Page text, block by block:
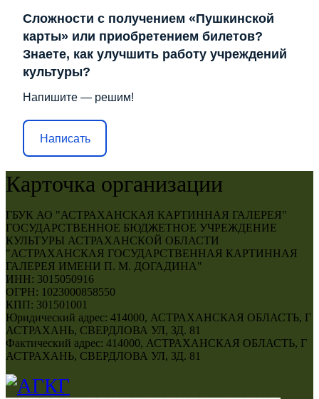
Сложности с получением «Пушкинской
карты» или приобретением билетов?
Знаете, как улучшить работу учреждений
культуры?
Напишите — решим!
Написать
Карточка организации
ГБУК АО "АСТРАХАНСКАЯ КАРТИННАЯ ГАЛЕРЕЯ"
ГОСУДАРСТВЕННОЕ БЮДЖЕТНОЕ УЧРЕЖДЕНИЕ
КУЛЬТУРЫ АСТРАХАНСКОЙ ОБЛАСТИ
"АСТРАХАНСКАЯ ГОСУДАРСТВЕННАЯ КАРТИННАЯ
ГАЛЕРЕЯ ИМЕНИ П. М. ДОГАДИНА"
ИНН: 3015050916
ОГРН: 1023000858550
КПП: 301501001
Юридический адрес: 414000, АСТРАХАНСКАЯ ОБЛАСТЬ, Г
АСТРАХАНЬ, СВЕРДЛОВА УЛ, ЗД. 81
Фактический адрес: 414000, АСТРАХАНСКАЯ ОБЛАСТЬ, Г
АСТРАХАНЬ, СВЕРДЛОВА УЛ, ЗД. 81